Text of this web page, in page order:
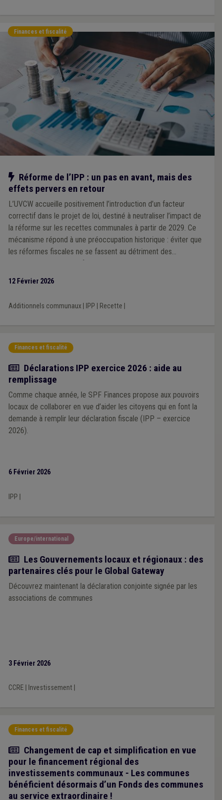
Finances et fiscalité
Notre action
Réforme de l’IPP : un pas en avant, mais des
effets pervers en retour
L’UVCW accueille positivement l’introduction d’un facteur
correctif dans le projet de loi, destiné à neutraliser l’impact de
la réforme sur les recettes communales à partir de 2029. Ce
mécanisme répond à une préoccupation historique : éviter que
les réformes fiscales ne se fassent au détriment des
communes, comme ce fut le cas par le passé. Cependant,
12 Février 2026
Additionnels communaux| IPP Recette
Finances et fiscalité
Actualité
Déclarations IPP exercice 2026 : aide au
remplissage
Comme chaque année, le SPF Finances propose aux pouvoirs
locaux de collaborer en vue d’aider les citoyens qui en font la
demande à remplir leur déclaration fiscale (IPP – exercice
2026).
6 Février 2026
IPP
Europe/international
Actualité
Les Gouvernements locaux et régionaux : des
partenaires clés pour le Global Gateway
Découvrez maintenant la déclaration conjointe signée par les
associations de communes
3 Février 2026
CCRE Investissement|
Finances et fiscalité
Article
Changement de cap et simplification en vue
pour le financement régional des
investissements communaux - Les communes
bénéficient désormais d’un Fonds des communes
au service extraordinaire !